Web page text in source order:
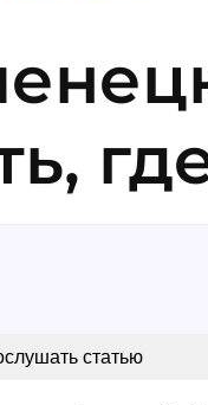
статью